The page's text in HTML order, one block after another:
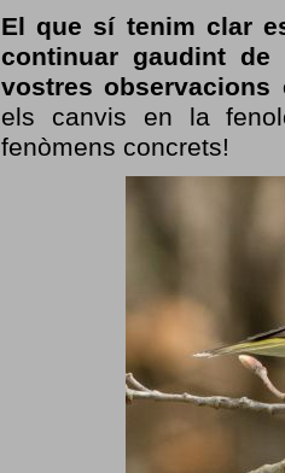
El que sí tenim clar
continuar gaudint
vostres
els canvis en la
fenòmens concrets!